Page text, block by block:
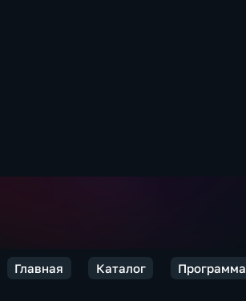
Главная Каталог Программа